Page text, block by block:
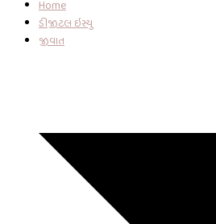
Home
ડીજીટલ ઇસ્યુ
જીવાત